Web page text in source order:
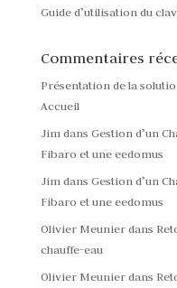
Guide d’utilisation du
Commentaires
Présentation de la
Accueil
Jim dans Gestion d’un
Fibaro et une eedomus
Jim dans Gestion d’un
Fibaro et une eedomus
Olivier Meunierdans
chauffe-eau
Olivier Meunierdans